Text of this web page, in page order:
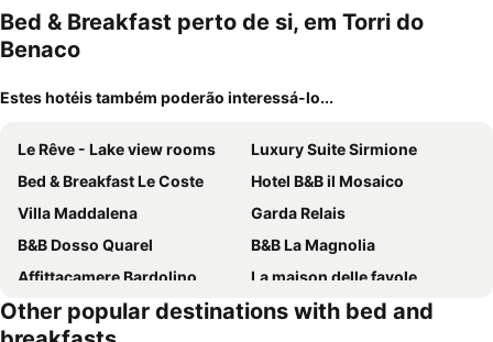
Bed & Breakfast perto de si, em Torri do
Benaco
Estes hotéis também poderão interessá-lo...
Le Rêve - Lake view rooms
Luxury Suite Sirmione
Bed & Breakfast Le Coste
Hotel B&B il Mosaico
Villa Maddalena
Garda Relais
B&B Dosso Quarel
B&B La Magnolia
Affittacamere Bardolino
La maison delle favole
Sony Affittacamere
La Lanterna
Other popular destinations with bed and